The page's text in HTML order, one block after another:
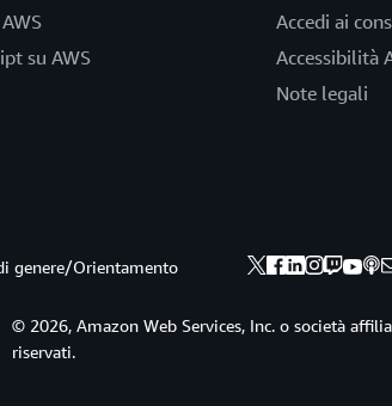
su AWS
Accedi ai
Accessibilità
Note legali
genere/Orientamento
© 2026, Amazon Web Services, Inc. o società
riservati.